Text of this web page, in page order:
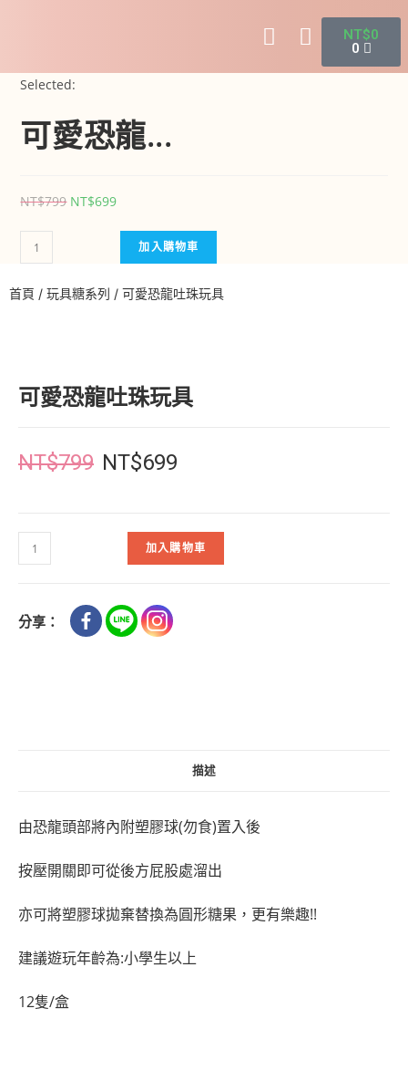
NT$0
0
Selected:
可愛恐龍...
NT$799 NT$699
加入購物車
首頁 / 玩具糖系列 / 可愛恐龍吐珠玩具
可愛恐龍吐珠玩具
NT$799 NT$699
加入購物車
分享：
描述
由恐龍頭部將內附塑膠球(勿食)置入後
按壓開關即可從後方屁股處溜出
亦可將塑膠球拋棄替換為圓形糖果，更有樂趣!!
建議遊玩年齡為:小學生以上
12隻/盒